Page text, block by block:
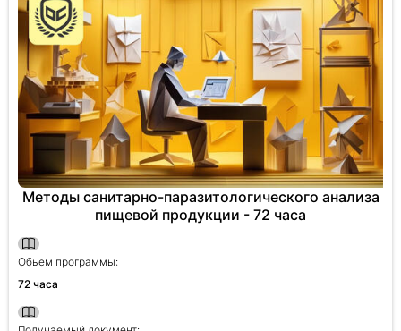
Методы санитарно-паразитологического анализа
пищевой продукции - 72 часа
Обьем программы:
72 часа